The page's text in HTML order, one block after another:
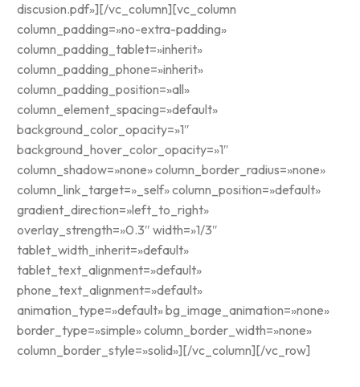
discusion.pdf»][/vc_column][vc_column
column_padding=»no-extra-padding»
column_padding_tablet=»inherit»
column_padding_phone=»inherit»
column_padding_position=»all»
column_element_spacing=»default»
background_color_opacity=»1″
background_hover_color_opacity=»1″
column_shadow=»none» column_border_radius=»none»
column_link_target=»_self» column_position=»default»
gradient_direction=»left_to_right»
overlay_strength=»0.3″ width=»1/3″
tablet_width_inherit=»default»
tablet_text_alignment=»default»
phone_text_alignment=»default»
animation_type=»default» bg_image_animation=»none»
border_type=»simple» column_border_width=»none»
column_border_style=»solid»][/vc_column][/vc_row]